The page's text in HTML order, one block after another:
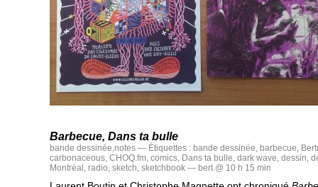
Barbecue, Dans ta bulle
bande dessinée,notes — Étiquettes : bande dessinée, barbecue,
carbonaceous, CHOQ.fm, comics, Dans ta bulle, dark wave, dessin,
Montréal , radio, sketch, sketchbook — bert @ 10 h 15 min